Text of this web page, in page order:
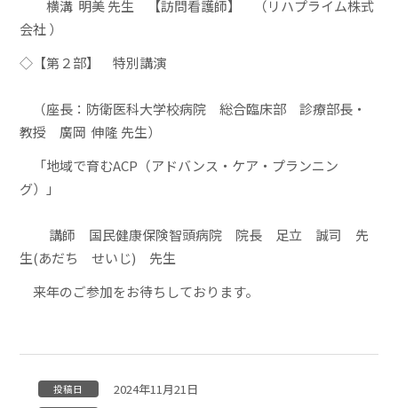
横溝 明美 先生 【訪問看護師】
（リハプライム株式
会社 ）
◇【第２部】 特別講演
（座長：防衛医科大学校病院 総合臨床部 診療部長・
教授 廣岡 伸隆 先生）
「地域で育むACP（アドバンス・ケア・プランニン
グ）」
講師 国民健康保険智頭病院 院長 足立 誠司 先
生(あだち せいじ) 先生
来年のご参加をお待ちしております。
投稿日 2024年11月21日